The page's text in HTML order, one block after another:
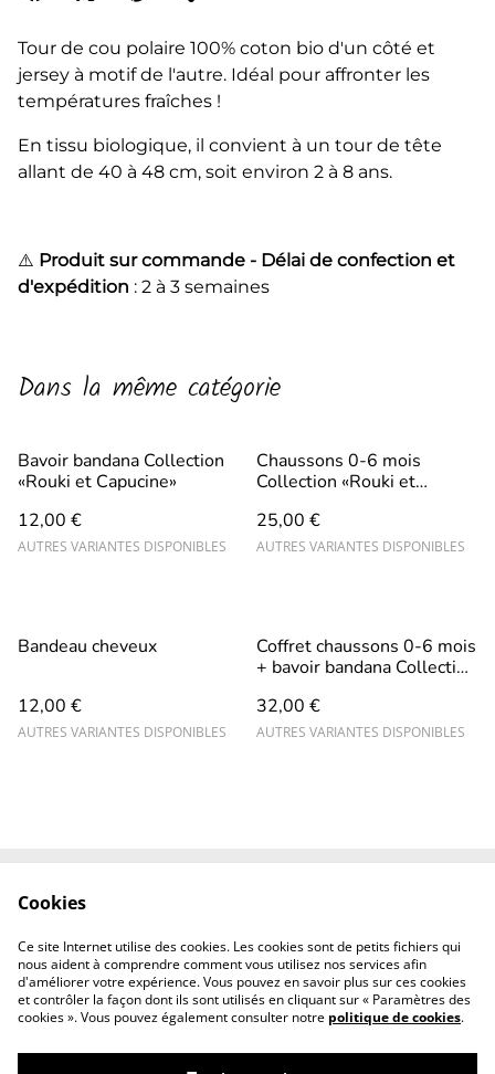
Tour de cou polaire 100% coton bio d'un côté et
jersey à motif de l'autre. Idéal pour affronter les
températures fraîches !
En tissu biologique, il convient à un tour de tête
allant de 40 à 48 cm, soit environ 2 à 8 ans.
⚠️ Produit sur commande - Délai de confection et
d'expédition : 2 à 3 semaines
Dans la même catégorie
Bavoir bandana Collection
«Rouki et Capucine»
12,00 €
AUTRES VARIANTES DISPONIBLES
Chaussons 0-6 mois
Collection «Rouki et
25,00 €
AUTRES VARIANTES DISPONIBLES
Bandeau cheveux
12,00 €
AUTRES VARIANTES DISPONIBLES
Coffret chaussons 0-6 mois
+ bavoir bandana Collection
32,00 €
AUTRES VARIANTES DISPONIBLES
professionnels
Cookies
Ce site Internet utilise des cookies. Les cookies sont de petits fichiers qui
nous aident à comprendre comment vous utilisez nos services afin
d'améliorer votre expérience. Vous pouvez en savoir plus sur ces cookies
et contrôler la façon dont ils sont utilisés en cliquant sur « Paramètres des
cookies ». Vous pouvez également consulter notre politique de cookies.